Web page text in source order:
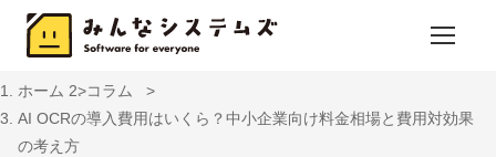
ホーム
コラム
AI OCRの導入費用はいくら？中小企業向け料金相場と費用対効果
の考え方